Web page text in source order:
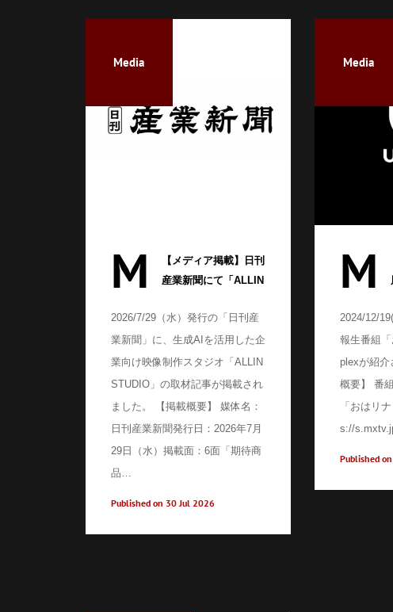
Media
M
【メディア掲載】日刊
産業新聞にて「ALLIN
ました
2026/7/29（水）発行の「日刊産
業新聞」に、生成AIを活用した企
業向け映像制作スタジオ「ALLIN
STUDIO」の取材記事が掲載され
ました。 【掲載概要】 媒体名：
日刊産業新聞発行日：2026年7月
29日（水）掲載面：6面「期待商
品…
Published on 30 Jul 2026
Media
M
2024/12/
報生番組
plexが紹介
概要】 番
「おはリ
s://
Published